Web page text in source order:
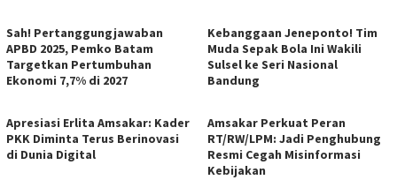
Sah! Pertanggungjawaban
APBD 2025, Pemko Batam
Targetkan Pertumbuhan
Ekonomi 7,7% di 2027
Kebanggaan Jeneponto! Tim
Muda Sepak Bola Ini Wakili
Sulsel ke Seri Nasional
Bandung
Apresiasi Erlita Amsakar: Kader
PKK Diminta Terus Berinovasi
di Dunia Digital
Amsakar Perkuat Peran
RT/RW/LPM: Jadi Penghubung
Resmi Cegah Misinformasi
Kebijakan